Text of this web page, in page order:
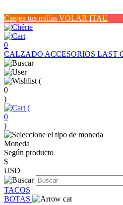
Canjea tus millas VOLAR ITAÚ
0
CALZADO ACCESORIOS LAST
(
0
)
(
0
)
Moneda
Según producto
$
USD
TACOS
BOTAS